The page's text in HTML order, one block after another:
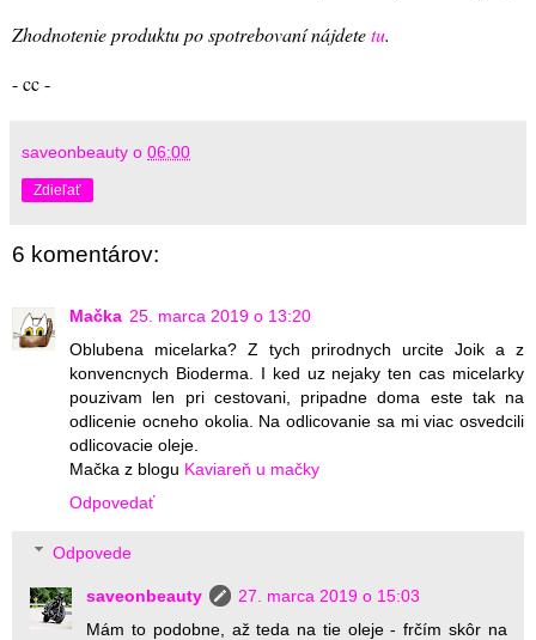
Zhodnotenie produktu po spotrebovaní nájdetetu.
- cc -
saveonbeauty o 06:00
Zdieľať
6 komentárov:
Mačka 25. marca 2019 o 13:20
Oblubena micelarka? Z tych prirodnych urcite Joik a z
konvencnych Bioderma. I ked uz nejaky ten cas micelarky
pouzivam len pri cestovani, pripadne doma este tak na
odlicenie ocneho okolia. Na odlicovanie sa mi viac osvedcili
odlicovacie oleje.
Mačka z blogu Kaviareň u mačky
Odpovedať
Odpovede
saveonbeauty
27. marca 2019 o 15:03
Mám to podobne, až teda na tie oleje - frčím skôr na